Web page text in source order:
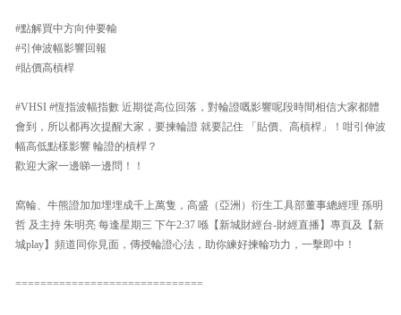
#點解買中方向仲要輸
#引伸波幅影響回報
#貼價高槓桿
#VHSI #恆指波幅指數 近期從高位回落，對輪證嘅影響呢段時間相信大家都體
會到，所以都再次提醒大家，要揀輪證 就要記住 「貼價、高槓桿」！咁引伸波
幅高低點樣影響 輪證的槓桿？
歡迎大家一邊睇一邊問！！
窩輪、牛熊證加加埋埋成千上萬隻，高盛（亞洲）衍生工具部董事總經理 孫明
哲 及主持 朱明亮 每逢星期三 下午2:37 喺【新城財經台-財經直播】專頁及【新
城play】頻道同你見面，傳授輪證心法，助你練好揀輪功力，一擊即中！
==============================